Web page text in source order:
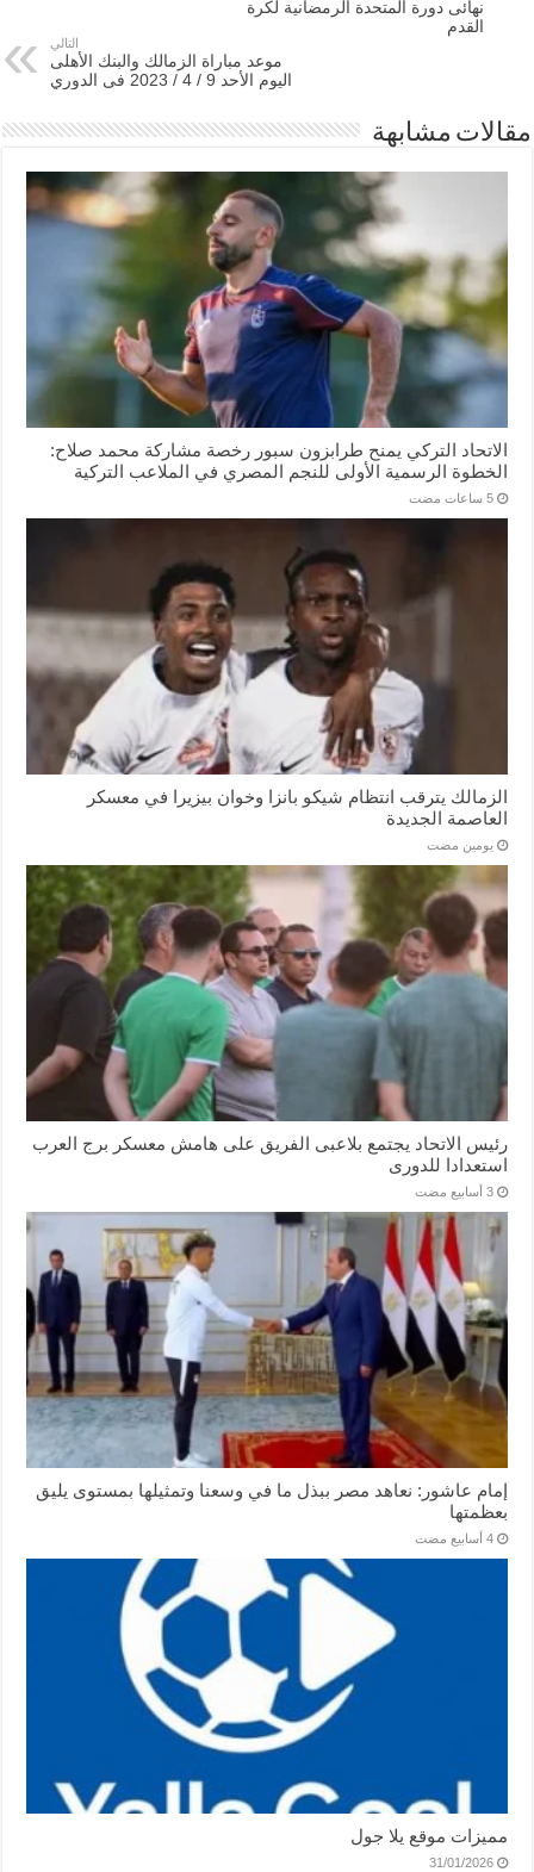
نهائى دورة المتحدة الرمضانية لكرة
القدم
التالي
موعد مباراة الزمالك والبنك الأهلى
اليوم الأحد 9 / 4 / 2023 فى الدوري
مقالات مشابهة
الاتحاد التركي يمنح طرابزون سبور رخصة مشاركة محمد صلاح:
الخطوة الرسمية الأولى للنجم المصري في الملاعب التركية
‏5 ساعات مضت
الزمالك يترقب انتظام شيكو بانزا وخوان بيزيرا في معسكر
العاصمة الجديدة
‏يومين مضت
رئيس الاتحاد يجتمع بلاعبى الفريق على هامش معسكر برج العرب
استعدادا للدورى
‏3 أسابيع مضت
إمام عاشور: نعاهد مصر ببذل ما في وسعنا وتمثيلها بمستوى يليق
بعظمتها
‏4 أسابيع مضت
مميزات موقع يلا جول
31/01/2026